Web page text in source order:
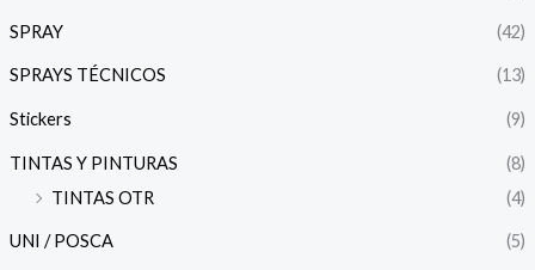
SPRAY (42)
SPRAYS TÉCNICOS (13)
Stickers (9)
TINTAS Y PINTURAS
(8)
TINTAS OTR
(4)
UNI / POSCA (5)